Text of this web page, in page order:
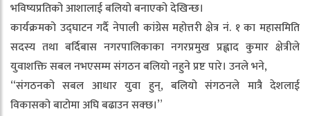
भविष्यप्रतिको आशालाई बलियो बनाएको देखिन्छ।
कार्यक्रमको उद्घाटन गर्दै नेपाली कांग्रेस महोत्तरी क्षेत्र नं. १ का महासमिति
सदस्य तथा बर्दिबास नगरपालिकाका नगरप्रमुख प्रह्लाद कुमार क्षेत्रीले
युवाशक्ति सबल नभएसम्म संगठन बलियो नहुने प्रष्ट पारे। उनले भने,
“संगठनको सबल आधार युवा हुन्, बलियो संगठनले मात्रै देशलाई
विकासको बाटोमा अघि बढाउन सक्छ।”